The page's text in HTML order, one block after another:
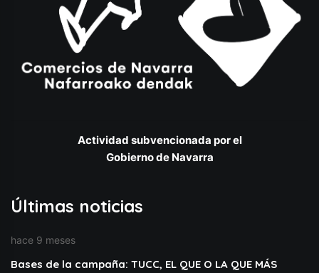
Actividad subvencionada por el
Gobierno de Navarra
Últimas noticias
hace 9 meses
Bases de la campaña: TUCC, EL QUE O LA QUE MÁS